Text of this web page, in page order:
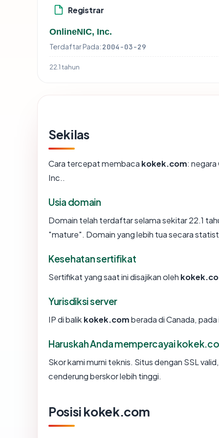
Registrar
OnlineNIC, Inc.
Terdaftar Pada: 2004-03-29
22.1 tahun
Sekilas
Cara tercepat membaca kokek.com: negara
Inc..
Usia domain
Domain telah terdaftar selama sekitar 22.1
"mature". Domain yang lebih tua secara
Kesehatan sertifikat
Sertifikat yang saat ini disajikan oleh
Yurisdiksi server
IP di balik kokek.comberada di Canada,
Haruskah Anda mempercayai
Skor kami murni teknis. Situs dengan SSL
cenderung berskor lebih tinggi.
Posisi kokek.com